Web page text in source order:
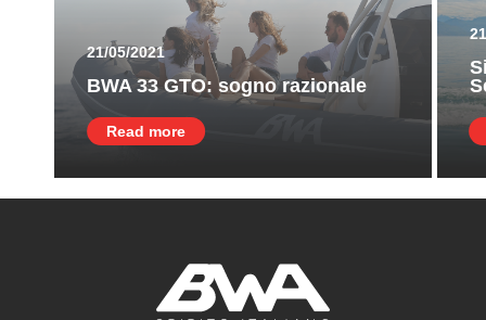
21/05/2021
BWA 33 GTO: sogno razionale
Read more